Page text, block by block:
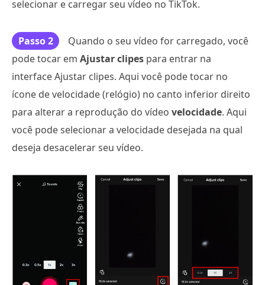
selecionar e carregar seu vídeo no TikTok.
Passo 2
Quando o seu vídeo for carregado, você
pode tocar em Ajustar clipes para entrar na
interface Ajustar clipes. Aqui você pode tocar no
ícone de velocidade (relógio) no canto inferior direito
para alterar a reprodução do vídeo velocidade. Aqui
você pode selecionar a velocidade desejada na qual
deseja desacelerar seu vídeo.